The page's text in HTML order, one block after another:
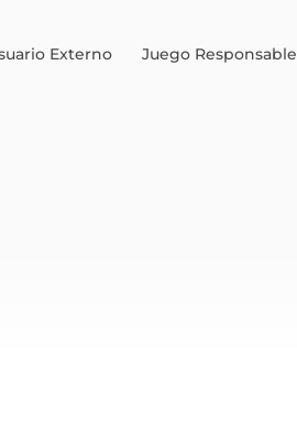
Externo Juego Responsable